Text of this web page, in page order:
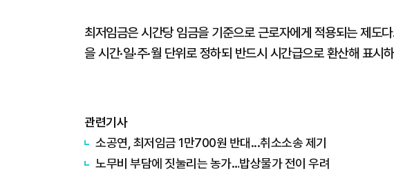
최저임금은 시간당 임금을 기준으로 근로자에게 적용되는 제도
을 시간·일·주·월 단위로 정하되 반드시 시간급으로 환산해 표시
관련기사
소공연, 최저임금 1만700원 반대...취소소송 제기
노무비 부담에 짓눌리는 농가…밥상물가 전이 우려